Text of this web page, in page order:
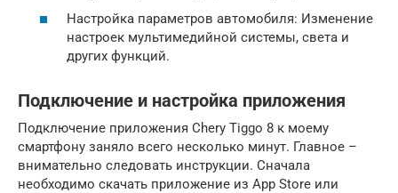
Настройка параметров автомобиля: Изменение
настроек мультимедийной системы, света и
других функций.
Подключение и настройка приложения
Подключение приложения Chery Tiggo 8 к моему
смартфону заняло всего несколько минут. Главное –
внимательно следовать инструкции. Сначала
необходимо скачать приложение из App Store или